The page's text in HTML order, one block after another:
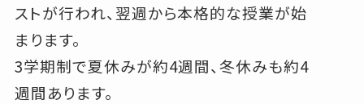
ストが行われ、翌週から本格的な授業が始
まります。
3学期制で夏休みが約4週間、冬休みも約4
週間あります。